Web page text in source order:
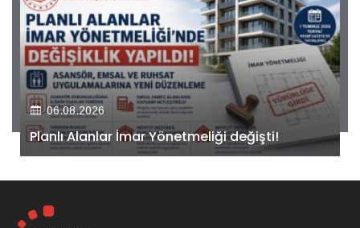
06.08.2026
Kiler GYO’dan Pendik Dolayoba projesiyle ilgili
önemli adım!